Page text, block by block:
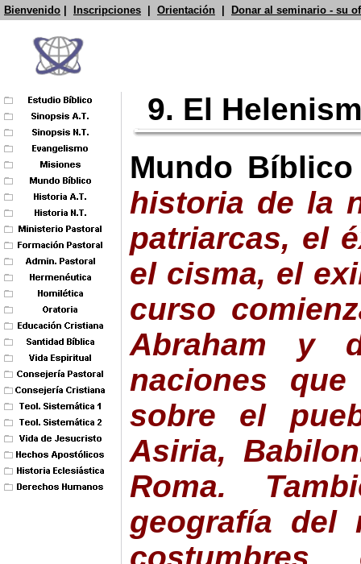
Bienvenido Inscripciones Orientación Donar al seminario - su
9. El
Mundo Bíblico
historia de la
patriarcas, el
el cisma, el
curso
Abraham y
naciones
sobre el
Asiria,
Roma.
geografía del